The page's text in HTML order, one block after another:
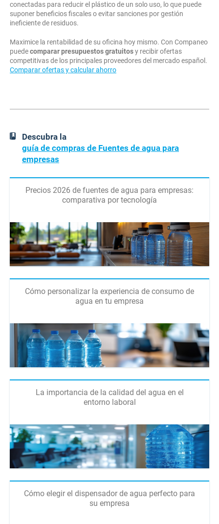
conectadas para reducir el plástico de un solo uso, lo que puede
suponer beneficios fiscales o evitar sanciones por gestión
ineficiente de residuos.
Maximice la rentabilidad de su oficina hoy mismo. Con Companeo
puedecomparar presupuestos gratuitosy recibir ofertas
competitivas de los principales proveedores del mercado español.
Comparar ofertas y calcular ahorro
Descubra la
guía de compras de Fuentes de agua para
empresas
Precios 2026 de fuentes de agua para empresas:
comparativa por tecnología
Cómo personalizar la experiencia de consumo de
agua en tu empresa
La importancia de la calidad del agua en el
entorno laboral
Cómo elegir el dispensador de agua perfecto para
su empresa